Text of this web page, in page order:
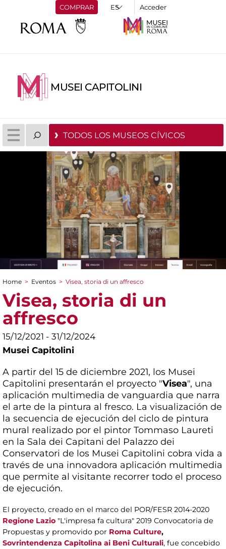
COMPRAR Acceder
MUSEI CAPITOLINI
TODOS LOS MUSEOS CÍVICOS
You are here
Home > Eventos > Visea, storia di un affresco
Visea, storia di un
affresco
15/12/2021 - 31/12/2024
Musei Capitolini
A partir del 15 de diciembre 2021, los Musei
Capitolini presentarán el proyecto "Visea", una
aplicación multimedia de vanguardia que narra
el arte de la pintura al fresco. La visualización de
la secuencia de ejecución del ciclo de pintura
mural realizado por el pintor Tommaso Laureti
en la Sala dei Capitani del Palazzo dei
Conservatori de los Musei Capitolini cobra vida a
través de una innovadora aplicación multimedia
que permite al visitante recorrer todo el proceso
de ejecución.
El proyecto, creado en el marco del POR/FESR 2014-2020
Regione Lazio "L'impresa fa cultura" 2019 Convocatoria de
Propuestas y promovido por Roma Culture,
Sovrintendenza Capitolina ai Beni Culturali, fue concebido